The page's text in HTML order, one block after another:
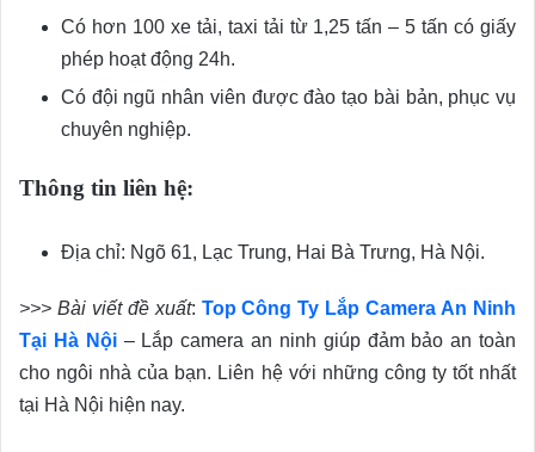
Có hơn 100 xe tải, taxi tải từ 1,25 tấn – 5 tấn có giấy
phép hoạt động 24h.
Có đội ngũ nhân viên được đào tạo bài bản, phục vụ
chuyên nghiệp.
Thông tin liên hệ:
Địa chỉ: Ngõ 61, Lạc Trung, Hai Bà Trưng, Hà Nội.
>>> Bài viết đề xuất: Top Công Ty Lắp Camera An Ninh
Tại Hà Nội– Lắp camera an ninh giúp đảm bảo an toàn
cho ngôi nhà của bạn. Liên hệ với những công ty tốt nhất
tại Hà Nội hiện nay.